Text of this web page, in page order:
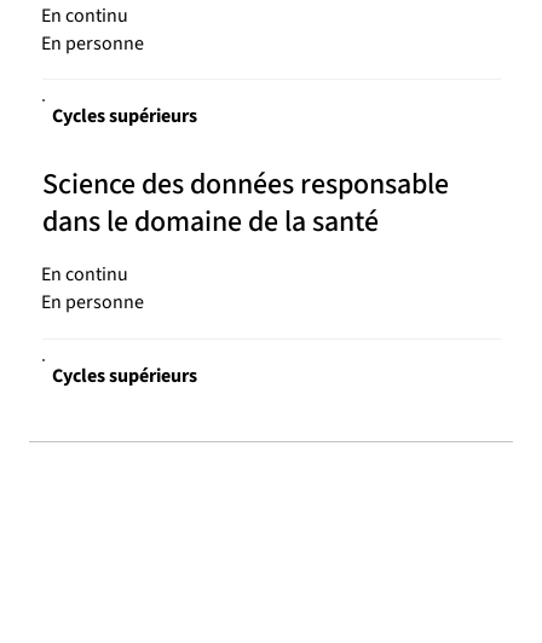
En continu
En personne
Cycles supérieurs
Science des données responsable
dans le domaine de la santé
En continu
En personne
Cycles supérieurs